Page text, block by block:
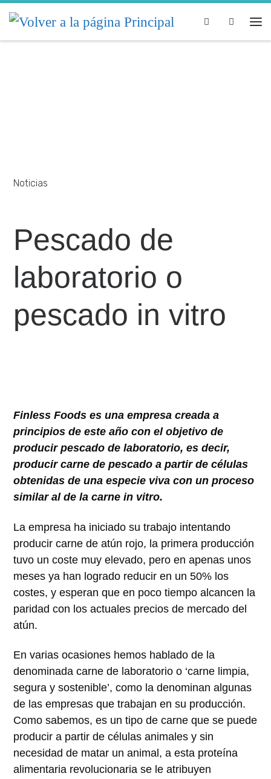
Skip to content Search
Noticias
Pescado de
laboratorio o
pescado in vitro
Finless Foods es una empresa creada a
principios de este año con el objetivo de
producir pescado de laboratorio, es decir,
producir carne de pescado a partir de células
obtenidas de una especie viva con un proceso
similar al de la carne in vitro.
La empresa ha iniciado su trabajo intentando
producir carne de atún rojo, la primera producción
tuvo un coste muy elevado, pero en apenas unos
meses ya han logrado reducir en un 50% los
costes, y esperan que en poco tiempo alcancen la
paridad con los actuales precios de mercado del
atún.
En varias ocasiones hemos hablado de la
denominada carne de laboratorio o ‘carne limpia,
segura y sostenible’, como la denominan algunas
de las empresas que trabajan en su producción.
Como sabemos, es un tipo de carne que se puede
producir a partir de células animales y sin
necesidad de matar un animal, a esta proteína
alimentaria revolucionaria se le atribuyen